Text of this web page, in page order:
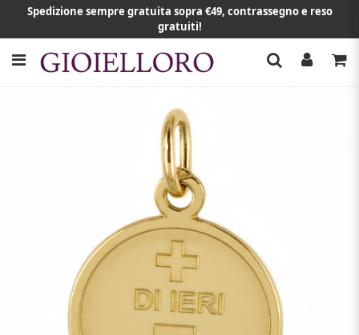
Spedizione sempre gratuita sopra €49, contrassegno e reso
gratuiti!